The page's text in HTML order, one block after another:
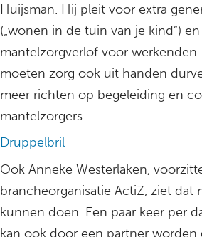
Huijsman. Hij pleit voor extra
(„wonen in de tuin van je kind”)
mantelzorgverlof voor
moeten zorg ook uit handen
meer richten op begeleiding en
mantelzorgers.
Druppelbril
Ook Anneke Westerlaken,
brancheorganisatie ActiZ, ziet dat
kunnen doen. Een paar keer per
kan ook door een partner worden